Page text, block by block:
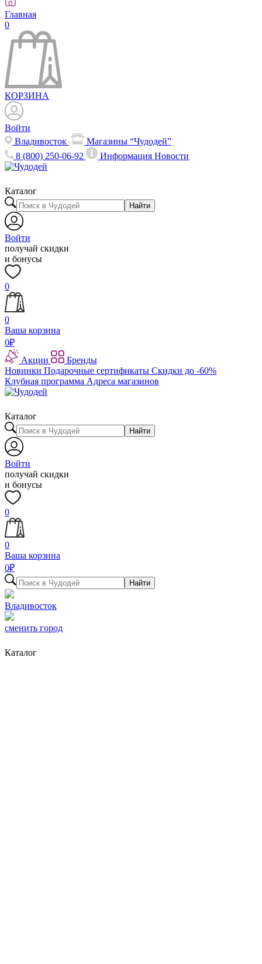
Главная
0
КОРЗИНА
Войти
Владивосток
Магазины “Чудодей”
8 (800) 250-06-92
ИнформацияНовости
Каталог
Найти
Войти
получай скидки
и бонусы
0
0
Ваша корзина
0₽
Акции
Бренды
Новинки Подарочные сертификаты Скидки до -60%
Клубная программа Адреса магазинов
Каталог
Найти
Войти
получай скидки
и бонусы
0
0
Ваша корзина
0₽
Найти
Владивосток
сменить город
Каталог